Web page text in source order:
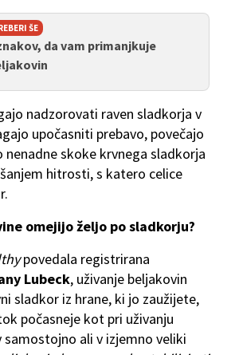
ŠE
da vam primanjkuje
nadzorovati raven sladkorja v
upočasniti prebavo, povečajo
skoke krvnega sladkorja
hitrosti, s katero celice
omejijo željo po sladkorju?
povedala registrirana
Lubeck, uživanje beljakovin
sladkor iz hrane, ki jo zaužijete,
počasneje kot pri uživanju
ali v izjemno veliki